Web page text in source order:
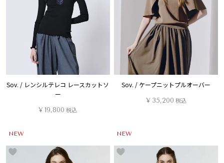
Sov. / レンシルテレコ レースカットソ
ー
¥ 19,800 税込
Sov. / ケープニットプルオーバー
¥ 35,200 税込
NEW NEW